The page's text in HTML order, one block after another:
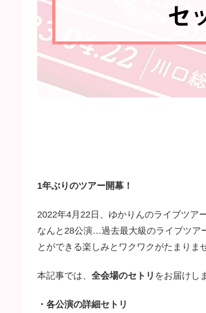
1年ぶりのツアー開幕！
2022年4月22日、ゆかりんのライブツア
なんと28公演…過去最大級のライブツア
とができる楽しみとワクワクがたまりま
本記事では、 全会場のセトリ をお届けし
・各公演の詳細セトリ